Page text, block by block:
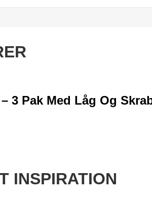
3 Pak Med Låg Og
INSPIRATION